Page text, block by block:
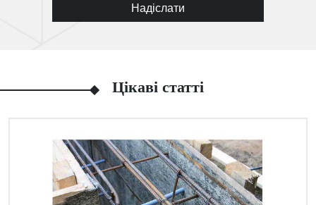
Надіслати
Цікаві статті